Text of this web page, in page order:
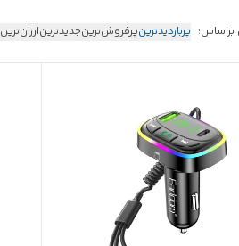
براساس: پربازدیدترینپرفروش‌ترینجدیدترینارزان‌ترین